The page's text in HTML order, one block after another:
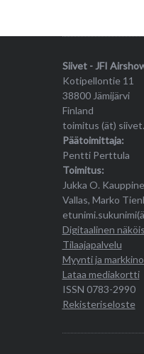
Siivet - JFI
Kotipellontie 11
38800 Jämijärvi
Finland
toimitus (ät)
Päätoimittaja:
Pentti Perttula
Toimitus:
Jukka O.
Vallas, Marko
Digitaalinen
Tilaajapalvelu
Myynti ja
Lataa mediakortti
ISSN 0783-2990
Rekisteriseloste